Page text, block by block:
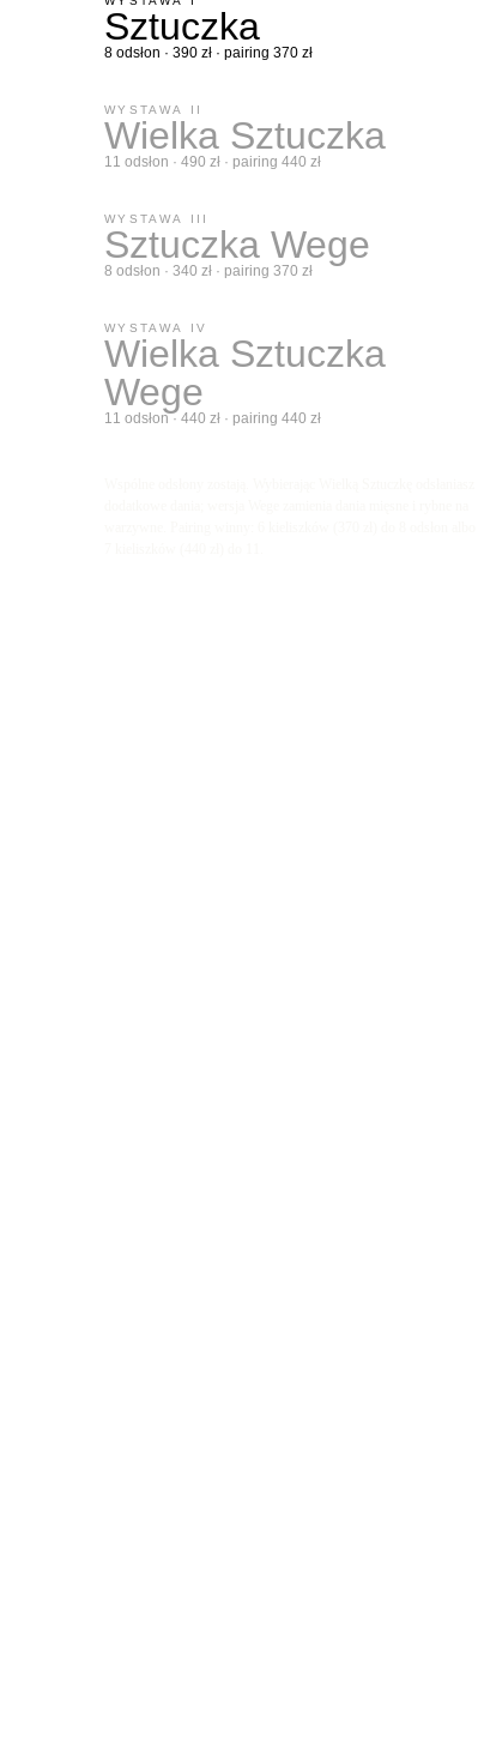
Sztuczka
8 odsłon · 390 zł · pairing 370 zł
WYSTAWA II
Wielka Sztuczka
11 odsłon · 490 zł · pairing 440 zł
WYSTAWA III
Sztuczka Wege
8 odsłon · 340 zł · pairing 370 zł
WYSTAWA IV
Wielka Sztuczka
Wege
11 odsłon · 440 zł · pairing 440 zł